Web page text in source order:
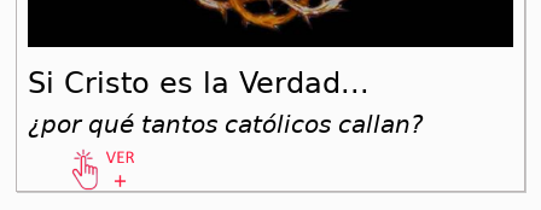
Si Cristo es la Verdad...
¿por qué tantos católicos callan?